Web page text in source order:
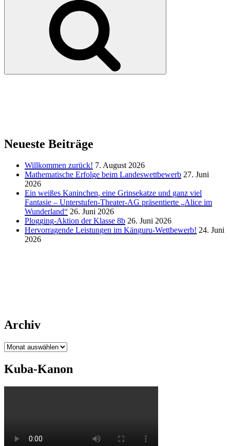
Neueste Beiträge
Willkommen zurück! 7. August 2026
Mathematische Erfolge beim Landeswettbewerb 27. Juni
2026
Ein weißes Kaninchen, eine Grinsekatze und ganz viel
Fantasie – Unterstufen-Theater-AG präsentierte „Alice im
Wunderland“ 26. Juni 2026
Plogging-Aktion der Klasse 8b 26. Juni 2026
Hervorragende Leistungen im Känguru-Wettbewerb! 24. Juni
2026
Archiv
Archiv
Kuba-Kanon